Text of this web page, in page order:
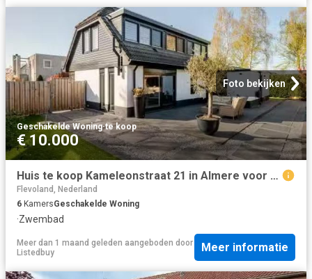
Foto bekijken
Geschakelde Woning·te koop
€ 10.000
Huis te koop Kameleonstraat 21 in Almere voor € 975.000
Flevoland, Nederland
6 KamersGeschakelde Woning
·Zwembad
Meer dan 1 maand geleden aangeboden door
Listedbuy
Meer informatie